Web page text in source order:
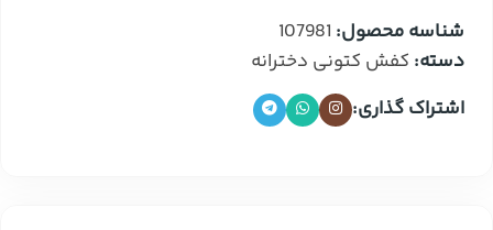
شناسه محصول: 107981
دسته: کفش کتونی دخترانه
اشتراک گذاری: